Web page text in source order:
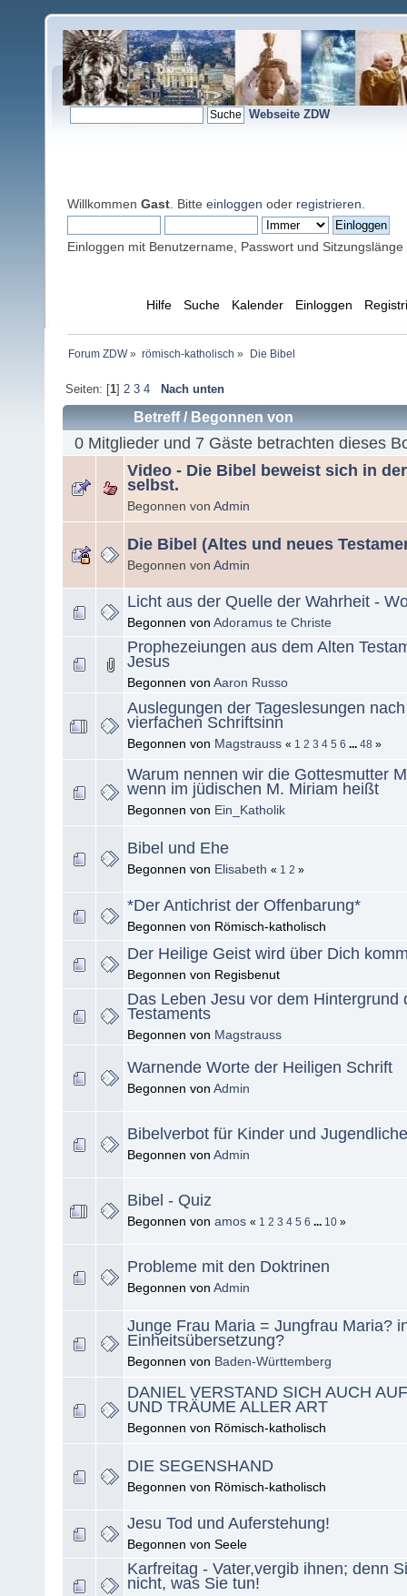
Webseite ZDW
Willkommen Gast . Bitte einloggen oder registrieren
Einloggen mit Benutzername, Passwort und Sitzungslänge
Hilfe Suche Kalender Einloggen
Forum ZDW» römisch-katholisch » Die Bibel
Seiten: [1] 2 3 4 Nach unten
Betreff/ Begonnen von
0 Mitglieder und 7 Gäste betrachten dieses
Video - Die Bibel beweist sich in
selbst.
Begonnen von Admin
Die Bibel (Altes und neues
Begonnen von Admin
Licht aus der Quelle der Wahrheit -
Begonnen von Adoramus te Christe
Prophezeiungen aus dem Alten
Jesus
Begonnen von Aaron Russo
Auslegungen der Tageslesungen
vierfachen Schriftsinn
Begonnen von Magstrauss « 1 2 3 4 5 6 ... 48 »
Warum nennen wir die Gottesmutter
wenn im jüdischen M. Miriam heißt
Begonnen von Ein_Katholik
Bibel und Ehe
Begonnen von Elisabeth « 1 2 »
*Der Antichrist der Offenbarung*
Begonnen von Römisch-katholisch
Der Heilige Geist wird über Dich
Begonnen von Regisbenut
Das Leben Jesu vor dem Hintergrund
Testaments
Begonnen von Magstrauss
Warnende Worte der Heiligen Schrift
Begonnen von Admin
Bibelverbot für Kinder und
Begonnen von Admin
Bibel - Quiz
Begonnen von amos « 1 2 3 4 5 6 ... 10 »
Probleme mit den Doktrinen
Begonnen von Admin
Junge Frau Maria = Jungfrau Maria?
Einheitsübersetzung?
Begonnen von Baden-Württemberg
DANIEL VERSTAND SICH AUCH
UND TRÄUME ALLER ART
Begonnen von Römisch-katholisch
DIE SEGENSHAND
Begonnen von Römisch-katholisch
Jesu Tod und Auferstehung!
Begonnen von Seele
Karfreitag - Vater,vergib ihnen; denn
nicht, was Sie tun!